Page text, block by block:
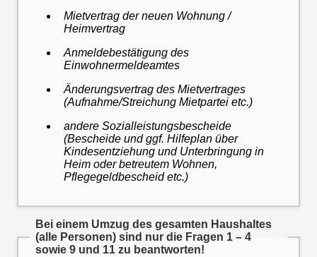
Mietvertrag der neuen Wohnung /
Heimvertrag
Anmeldebestätigung des
Einwohnermeldeamtes
Änderungsvertrag des Mietvertrages
(Aufnahme/Streichung Mietpartei etc.)
andere Sozialleistungsbescheide
(Bescheide und ggf. Hilfeplan über
Kindesentziehung und Unterbringung in
Heim oder betreutem Wohnen,
Pflegegeldbescheid etc.)
Bei einem Umzug des gesamten Haushaltes
(alle Personen) sind nur die Fragen 1 – 4
sowie 9 und 11 zu beantworten!